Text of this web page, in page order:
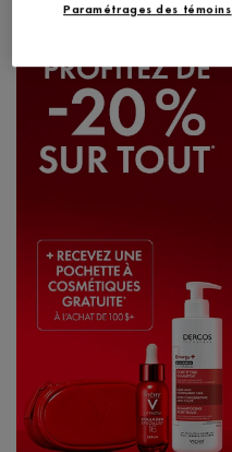
Paramétrages des témoins